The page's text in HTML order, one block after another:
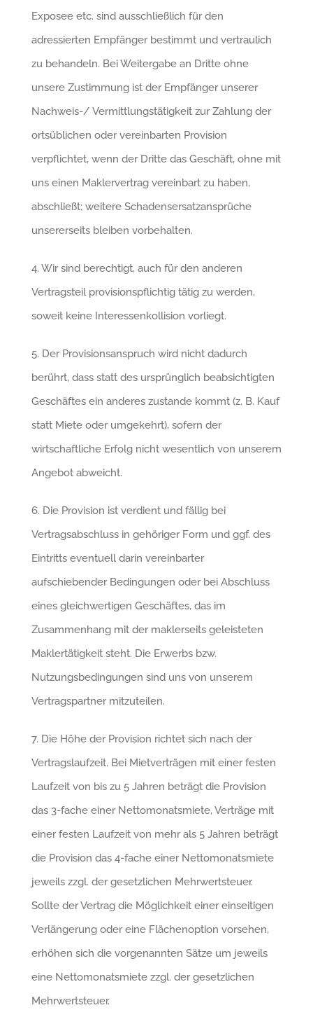
Exposee etc. sind ausschließlich für den
adressierten Empfänger bestimmt und vertraulich
zu behandeln. Bei Weitergabe an Dritte ohne
unsere Zustimmung ist der Empfänger unserer
Nachweis-/ Vermittlungstätigkeit zur Zahlung der
ortsüblichen oder vereinbarten Provision
verpflichtet, wenn der Dritte das Geschäft, ohne mit
uns einen Maklervertrag vereinbart zu haben,
abschließt; weitere Schadensersatzansprüche
unsererseits bleiben vorbehalten.
4. Wir sind berechtigt, auch für den anderen
Vertragsteil provisionspflichtig tätig zu werden,
soweit keine Interessenkollision vorliegt.
5. Der Provisionsanspruch wird nicht dadurch
berührt, dass statt des ursprünglich beabsichtigten
Geschäftes ein anderes zustande kommt (z. B. Kauf
statt Miete oder umgekehrt), sofern der
wirtschaftliche Erfolg nicht wesentlich von unserem
Angebot abweicht.
6. Die Provision ist verdient und fällig bei
Vertragsabschluss in gehöriger Form und ggf. des
Eintritts eventuell darin vereinbarter
aufschiebender Bedingungen oder bei Abschluss
eines gleichwertigen Geschäftes, das im
Zusammenhang mit der maklerseits geleisteten
Maklertätigkeit steht. Die Erwerbs bzw.
Nutzungsbedingungen sind uns von unserem
Vertragspartner mitzuteilen.
7. Die Höhe der Provision richtet sich nach der
Vertragslaufzeit. Bei Mietverträgen mit einer festen
Laufzeit von bis zu 5 Jahren beträgt die Provision
das 3-fache einer Nettomonatsmiete, Verträge mit
einer festen Laufzeit von mehr als 5 Jahren beträgt
die Provision das 4-fache einer Nettomonatsmiete
jeweils zzgl. der gesetzlichen Mehrwertsteuer.
Sollte der Vertrag die Möglichkeit einer einseitigen
Verlängerung oder eine Flächenoption vorsehen,
erhöhen sich die vorgenannten Sätze um jeweils
eine Nettomonatsmiete zzgl. der gesetzlichen
Mehrwertsteuer.